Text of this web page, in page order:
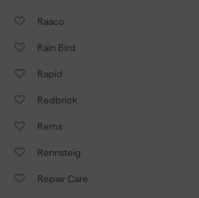
Raaco
Rain Bird
Rapid
Redbrick
Rems
Rennsteig
Repair Care